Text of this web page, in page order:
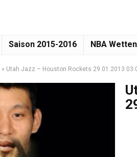
Saison 2015-2016 NBA Wetten
» Utah Jazz – Houston Rockets 29.01.2013